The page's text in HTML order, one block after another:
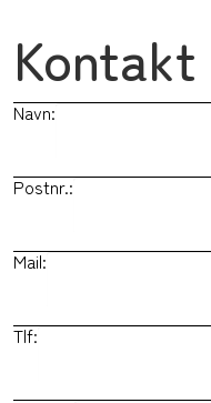
Kontakt
Navn:
Postnr.:
Mail:
Tlf: